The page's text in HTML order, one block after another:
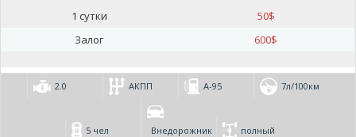
1 сутки
50$
Залог
600$
2.0 АКПП А-95 7л/100км
5 чел Внедорожник полный